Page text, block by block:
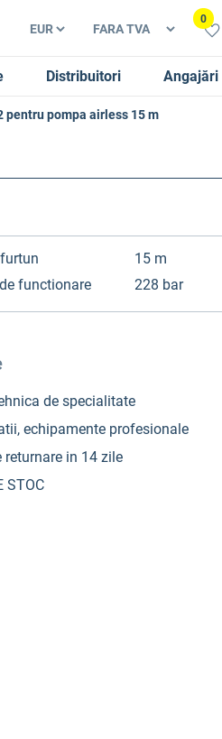
0
Distribuitori Angajări
pentru pompa airless 15 m
15 m
functionare
228 bar
de specialitate
echipamente profesionale
returnare in 14 zile
STOC